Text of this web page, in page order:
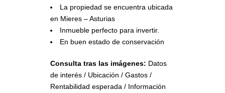
La propiedad se encuentra ubicada
en Mieres – Asturias
Inmueble perfecto para invertir.
En buen estado de conservación
Consulta tras las imágenes: Datos
de interés / Ubicación / Gastos /
Rentabilidad esperada / Información